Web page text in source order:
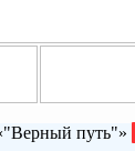
путь"»